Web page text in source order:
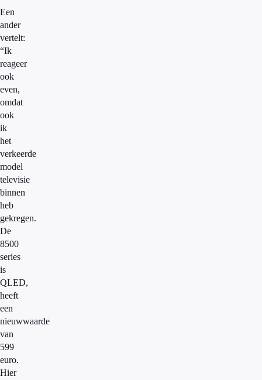
Een
ander
vertelt:
“Ik
reageer
ook
even,
omdat
ook
ik
het
verkeerde
model
televisie
binnen
heb
gekregen.
De
8500
series
is
QLED,
heeft
een
nieuwwaarde
van
599
euro.
Hier